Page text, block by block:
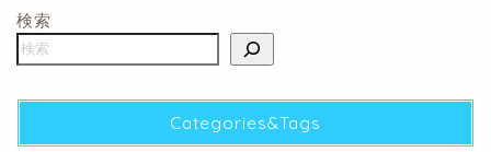
検索
Categories&Tags